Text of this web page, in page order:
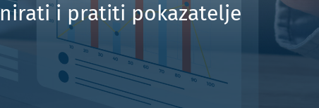
Uvođenje i razvoj funkcije HR-a
i pratiti pokazatelje